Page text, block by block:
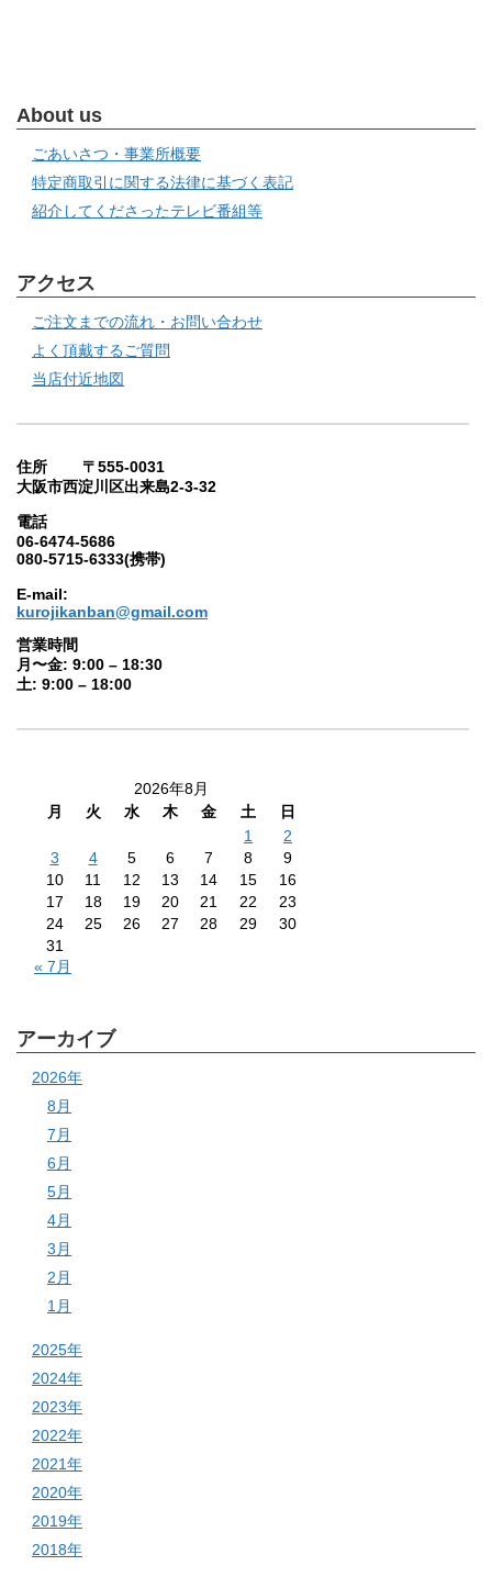
About us
ごあいさつ・事業所概要
特定商取引に関する法律に基づく表記
紹介してくださったテレビ番組等
アクセス
ご注文までの流れ・お問い合わせ
よく頂戴するご質問
当店付近地図
住所 〒555-0031
大阪市西淀川区出来島2-3-32
電話
06-6474-5686
080-5715-6333(携帯)
E-mail:
kurojikanban@gmail.com
営業時間
月〜金: 9:00 – 18:30
土: 9:00 – 18:00
2026年8月
月
火 水 木 金 土
日
1
2
3
4 5 6 7 8
9
10
11 12 13 14 15
16
17
18 19 20 21 22
23
24
25 26 27 28 29
30
31
« 7月
アーカイブ
2026年
8月
7月
6月
5月
4月
3月
2月
1月
2025年
2024年
2023年
2022年
2021年
2020年
2019年
2018年